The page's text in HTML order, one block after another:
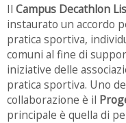
Il Campus Decathlon
instaurato un accordo
pratica sportiva,
comuni al fine di
iniziative delle
pratica sportiva. Uno
collaborazione è il
principale è quella di